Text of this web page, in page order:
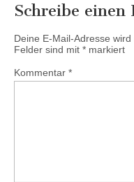
Schreibe
Deine E-Mail-Adresse wird
Felder sind mit * markiert
Kommentar *